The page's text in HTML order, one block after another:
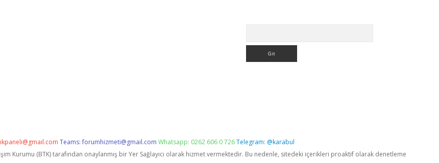
Teams:forumhizmeti@gmail.com Whatsapp: 0262 606 0 726Telegram: @karabul
Kurumu (BTK) tarafından onaylanmış bir Yer Sağlayıcı olarak hizmet vermektedir. Bu nedenle, sitedeki içerikleri proaktif olarak denetleme